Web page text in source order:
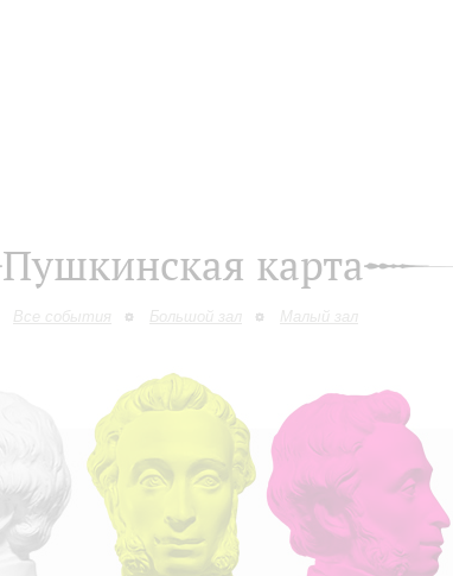
Пушкинская карта
Все события Большой зал Малый зал